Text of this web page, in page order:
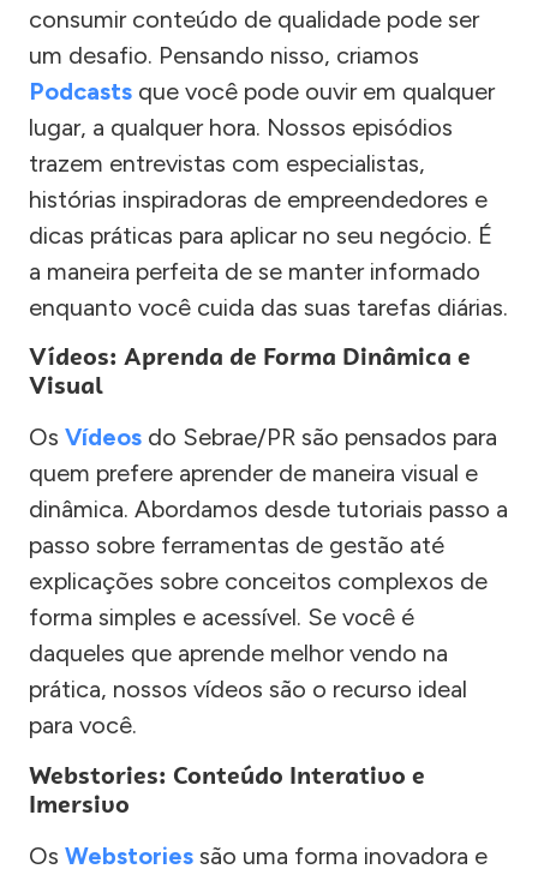
consumir conteúdo de qualidade pode ser
um desafio. Pensando nisso, criamos
Podcasts que você pode ouvir em qualquer
lugar, a qualquer hora. Nossos episódios
trazem entrevistas com especialistas,
histórias inspiradoras de empreendedores e
dicas práticas para aplicar no seu negócio. É
a maneira perfeita de se manter informado
enquanto você cuida das suas tarefas diárias.
Vídeos: Aprenda de Forma Dinâmica e
Visual
Os Vídeos do Sebrae/PR são pensados para
quem prefere aprender de maneira visual e
dinâmica. Abordamos desde tutoriais passo a
passo sobre ferramentas de gestão até
explicações sobre conceitos complexos de
forma simples e acessível. Se você é
daqueles que aprende melhor vendo na
prática, nossos vídeos são o recurso ideal
para você.
Webstories: Conteúdo Interativo e
Imersivo
Os Webstories são uma forma inovadora e